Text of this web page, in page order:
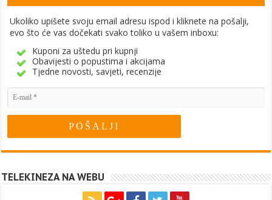
Ukoliko upišete svoju email adresu ispod i kliknete na pošalji,
evo što će vas dočekati svako toliko u vašem inboxu:
Kuponi za uštedu pri kupnji
Obavijesti o popustima i akcijama
Tjedne novosti, savjeti, recenzije
TELEKINEZA NA WEBU